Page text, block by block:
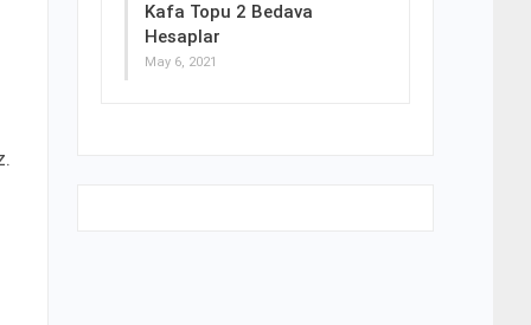
Kafa Topu 2 Bedava
Hesaplar
May 6, 2021